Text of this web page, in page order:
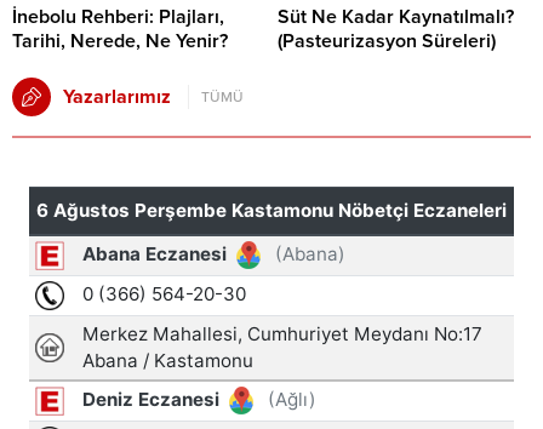
İnebolu Rehberi: Plajları,
Tarihi, Nerede, Ne Yenir?
Süt Ne Kadar Kaynatılmalı?
(Pasteurizasyon Süreleri)
Yazarlarımız TÜMÜ